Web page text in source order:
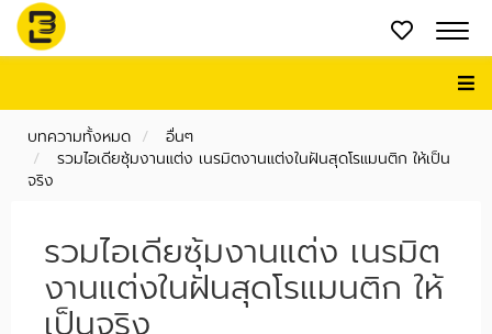
บทความทั้งหมด
อื่นๆ
รวมไอเดียซุ้มงานแต่ง เนรมิตงานแต่งในฝันสุดโรแมนติก ให้เป็น
จริง
รวมไอเดียซุ้มงานแต่ง เนรมิต
งานแต่งในฝันสุดโรแมนติก ให้